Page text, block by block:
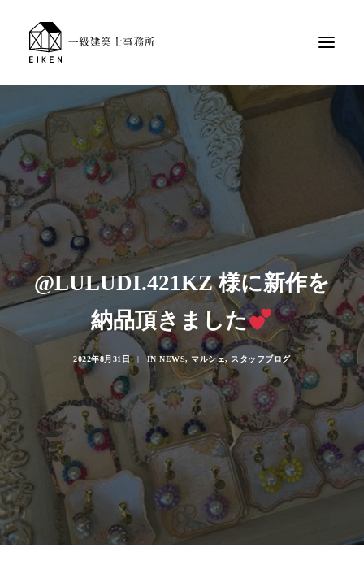
@LULUDI.421KZ 様に新作を
納品頂きました
2022年8月31日 | INNEWS,マルシェ,スタッフブログ